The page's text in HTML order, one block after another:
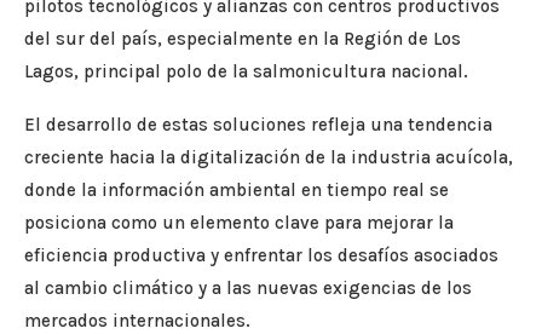
pilotos tecnológicos y alianzas con centros productivos
del sur del país, especialmente en la Región de Los
Lagos, principal polo de la salmonicultura nacional.
El desarrollo de estas soluciones refleja una tendencia
creciente hacia la digitalización de la industria acuícola,
donde la información ambiental en tiempo real se
posiciona como un elemento clave para mejorar la
eficiencia productiva y enfrentar los desafíos asociados
al cambio climático y a las nuevas exigencias de los
mercados internacionales.